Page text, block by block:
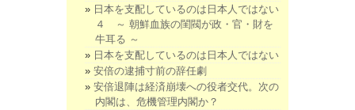
日本を支配しているのは日本人ではない
４ ～ 朝鮮血族の閨閥が政・官・財を
牛耳る ～
日本を支配しているのは日本人ではない
安倍の逮捕寸前の辞任劇
安倍退陣は経済崩壊への役者交代。次の
内閣は、危機管理内閣か？